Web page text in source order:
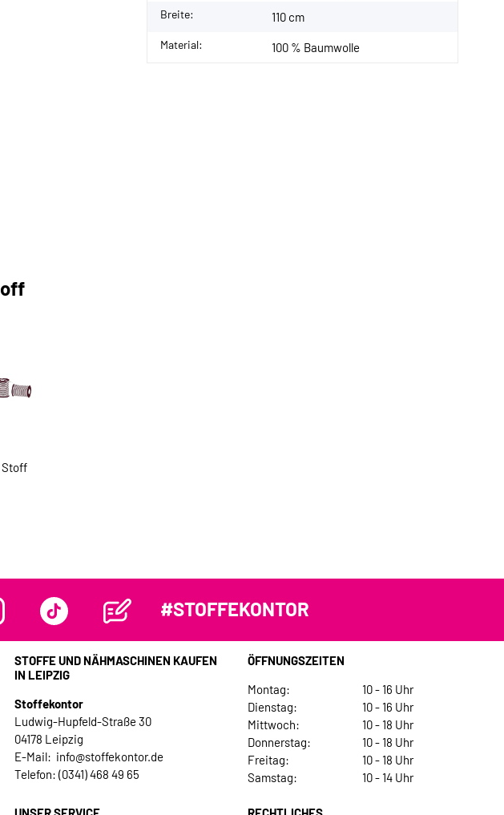
Breite: 110 cm
Material: 100 % Baumwolle
Stoff
#STOFFEKONTOR
STOFFE UND NÄHMASCHINEN KAUFEN
IN LEIPZIG
Stoffekontor
Ludwig-Hupfeld-Straße 30
04178 Leipzig
E-Mail: info@stoffekontor.de
Telefon: (0341) 468 49 65
ÖFFNUNGSZEITEN
Montag:
10 - 16 Uhr
Dienstag:
10 - 16 Uhr
Mittwoch:
10 - 18 Uhr
Donnerstag:
10 - 18 Uhr
Freitag:
10 - 18 Uhr
Samstag:
10 - 14 Uhr